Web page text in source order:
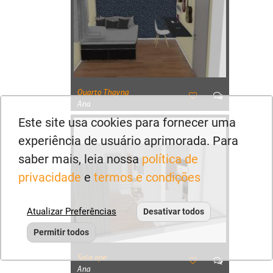
Quarto Thayna
Ana
Sala ape
Ana
Este site usa cookies para fornecer uma
experiência de usuário aprimorada. Para
saber mais, leia nossa política de
privacidade e termos e condições
Atualizar Preferências Desativar todos
Permitir todos